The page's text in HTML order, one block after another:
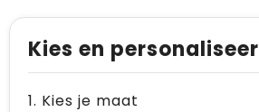
Kies en personaliseer
1. Kies je maat